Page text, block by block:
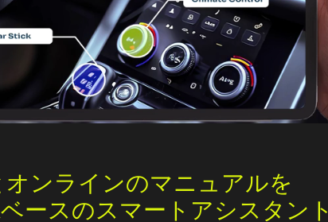
オンラインのマニュアルを
ースのスマートアシスタント